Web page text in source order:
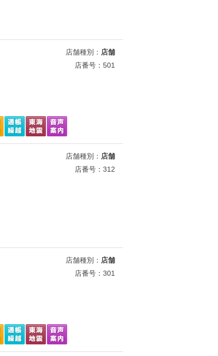
店舗種別： 店舗
店番号：501
店舗種別： 店舗
店番号：312
店舗種別： 店舗
店番号：301